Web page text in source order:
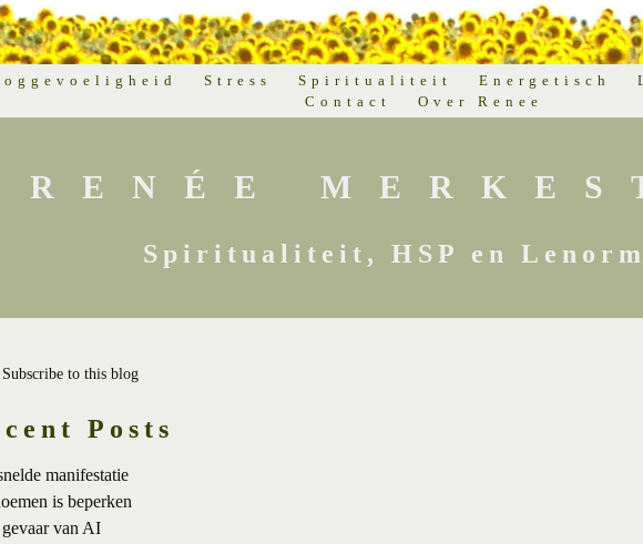
Stress Spiritualiteit Energetisch
Contact
Over Renee
RENÉE
Spiritualiteit, HSP en
Subscribe to this blog
Posts
manifestatie
is beperken
van AI